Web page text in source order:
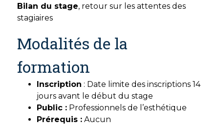
Bilan du stage, retour sur les attentes des
stagiaires
Modalités de la
formation
Inscription : Date limite des inscriptions 14
jours avant le début du stage
Public : Professionnels de l’esthétique
Prérequis : Aucun